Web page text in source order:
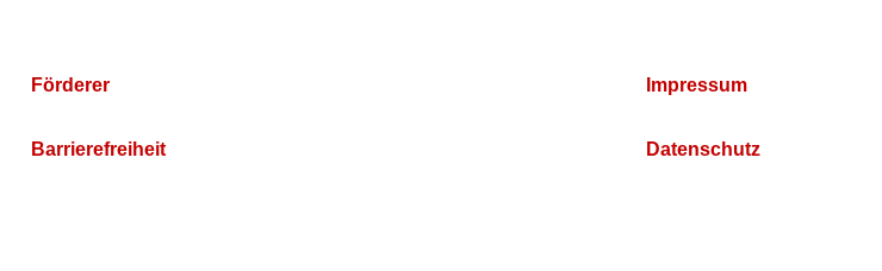
Förderer
Barrierefreiheit
Impressum
Datenschutz